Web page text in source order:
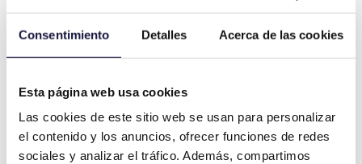
Consentimiento Detalles Acerca de las cookies
Esta página web usa cookies
Las cookies de este sitio web se usan para personalizar
el contenido y los anuncios, ofrecer funciones de redes
sociales y analizar el tráfico. Además, compartimos
CONTACTA
Preguntas Frecuentes